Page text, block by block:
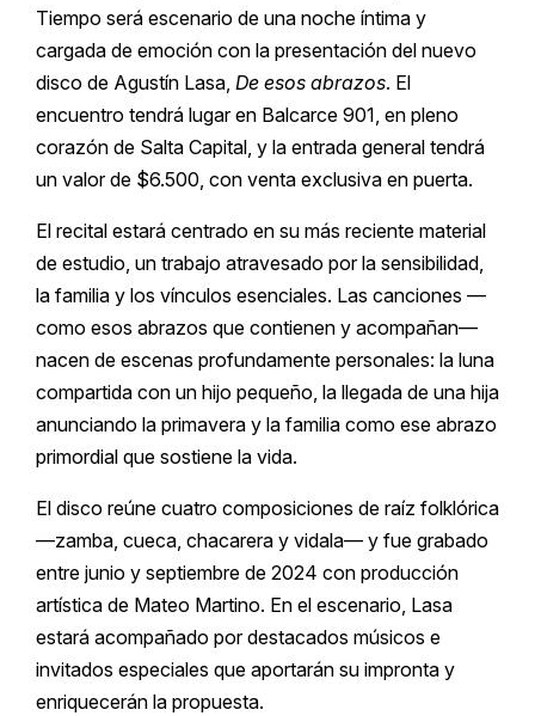
Tiempo será escenario de una noche íntima y
cargada de emoción con la presentación del nuevo
disco de Agustín Lasa, De esos abrazos. El
encuentro tendrá lugar en Balcarce 901, en pleno
corazón de Salta Capital, y la entrada general tendrá
un valor de $6.500, con venta exclusiva en puerta.
El recital estará centrado en su más reciente material
de estudio, un trabajo atravesado por la sensibilidad,
la familia y los vínculos esenciales. Las canciones —
como esos abrazos que contienen y acompañan—
nacen de escenas profundamente personales: la luna
compartida con un hijo pequeño, la llegada de una hija
anunciando la primavera y la familia como ese abrazo
primordial que sostiene la vida.
El disco reúne cuatro composiciones de raíz folklórica
—zamba, cueca, chacarera y vidala— y fue grabado
entre junio y septiembre de 2024 con producción
artística de Mateo Martino. En el escenario, Lasa
estará acompañado por destacados músicos e
invitados especiales que aportarán su impronta y
enriquecerán la propuesta.